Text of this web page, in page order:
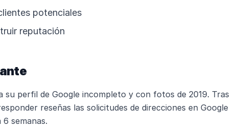
potenciales
reputación
perfil de Google incompleto y con fotos de 2019. Tras
reseñas las solicitudes de direcciones en Google
semanas.